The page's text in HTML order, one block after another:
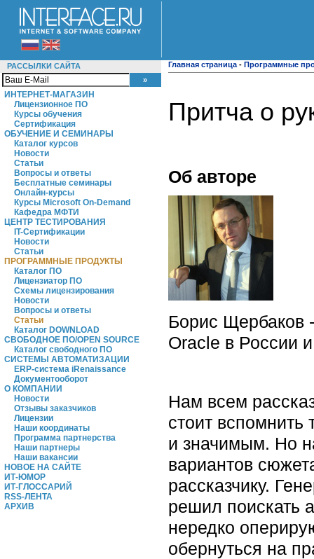
РАССЫЛКИ САЙТА
ИНТЕРНЕТ-МАГАЗИН
Лицензионное ПО
Курсы обучения
Сертификация
ОБУЧЕНИЕ И СЕМИНАРЫ
Каталог курсов
Новости
Статьи
Вопросы и ответы
Бесплатные семинары
Онлайн-курсы
Курсы Microsoft On-Demand
Кафедра МФТИ
ЦЕНТР ТЕСТИРОВАНИЯ
IT-Сертификации
Новости
Статьи
ПРОГРАММНЫЕ ПРОДУКТЫ
Каталог ПО
Лицензиатор ПО
Схемы лицензирования
Новости
Вопросы и ответы
Статьи
Каталог DOWNLOAD
СВОБОДНОЕ ПО/OPEN SOURCE
Каталог свободного ПО
СИСТЕМЫ АВТОМАТИЗАЦИИ
ERP-система iRenaissance
Документооборот
О КОМПАНИИ
Новости
Отзывы заказчиков
Лицензии
Наши координаты
Программа партнерства
Наши партнеры
Наши вакансии
НОВОЕ НА САЙТЕ
ИТ-ЮМОР
ИТ-ГЛОССАРИЙ
RSS-ЛЕНТА
АРХИВ
Главная страница - Программные
Притча о
Об авторе
Борис Щербаков
Oracle в России
Нам всем
стоит вспомнить
и значимым. Но
вариантов
рассказчику.
решил поискать
нередко
обернуться на